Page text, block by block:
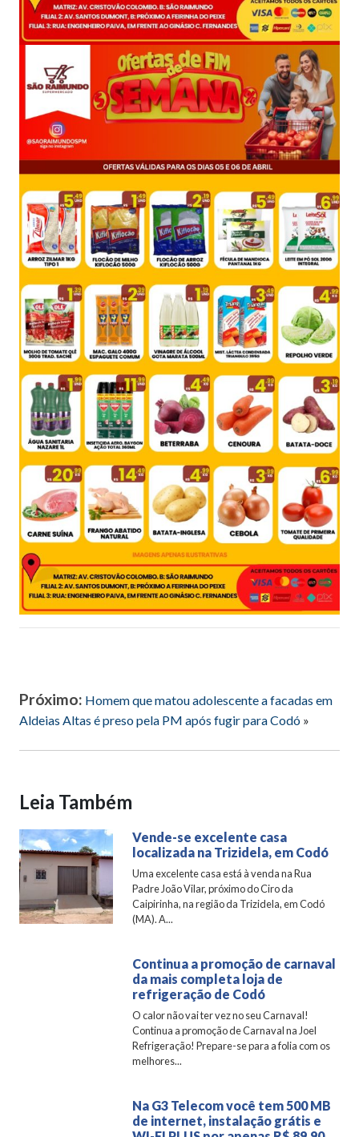
Próximo: Homem que matou adolescente a facadas em
Aldeias Altas é preso pela PM após fugir para Codó »
Leia Também
Vende-se excelente casa
localizada na Trizidela, em Codó
Uma excelente casa está à venda na Rua
Padre João Vilar, próximo do Ciro da
Caipirinha, na região da Trizidela, em Codó
(MA). A...
Continua a promoção de carnaval
da mais completa loja de
refrigeração de Codó
O calor não vai ter vez no seu Carnaval!
Continua a promoção de Carnaval na Joel
Refrigeração! Prepare-se para a folia com os
melhores...
Na G3 Telecom você tem 500 MB
de internet, instalação grátis e